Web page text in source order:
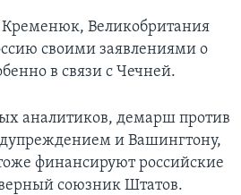
Кременюк, Великобритания
своими заявлениями о
в связи с Чечней.
аналитиков, демарш против
и Вашингтону,
финансируют российские
союзник Штатов.